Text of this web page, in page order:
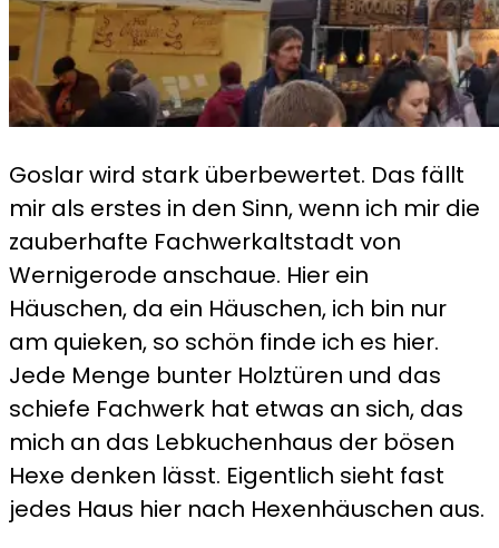
Goslar wird stark überbewertet. Das fällt
mir als erstes in den Sinn, wenn ich mir die
zauberhafte Fachwerkaltstadt von
Wernigerode anschaue. Hier ein
Häuschen, da ein Häuschen, ich bin nur
am quieken, so schön finde ich es hier.
Jede Menge bunter Holztüren und das
schiefe Fachwerk hat etwas an sich, das
mich an das Lebkuchenhaus der bösen
Hexe denken lässt. Eigentlich sieht fast
jedes Haus hier nach Hexenhäuschen aus.